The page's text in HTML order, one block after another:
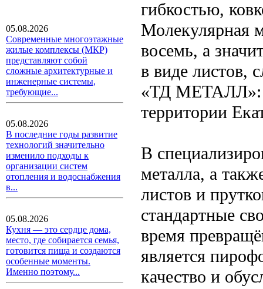
05.08.2026
Современные многоэтажные
жилые комплексы (МКР)
представляют собой
сложные архитектурные и
инженерные системы,
требующие...
05.08.2026
В последние годы развитие
технологий значительно
изменило подходы к
организации систем
отопления и водоснабжения
в...
05.08.2026
Кухня — это сердце дома,
место, где собирается семья,
готовится пища и создаются
особенные моменты.
Именно поэтому...
гибкостью,
Молекулярная
восемь, а
в виде листов,
«ТД
территории
В
металла, а
листов и
стандартные
время
является
качество и